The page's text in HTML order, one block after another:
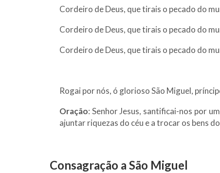
Cordeiro de Deus, que tirais o pecado do
Cordeiro de Deus, que tirais o pecado do
Cordeiro de Deus, que tirais o pecado do
Rogai por nós, ó glorioso São Miguel,
Oração: Senhor Jesus, santificai-nos por
ajuntar riquezas do céu e a trocar os bens
Consagração a São Miguel